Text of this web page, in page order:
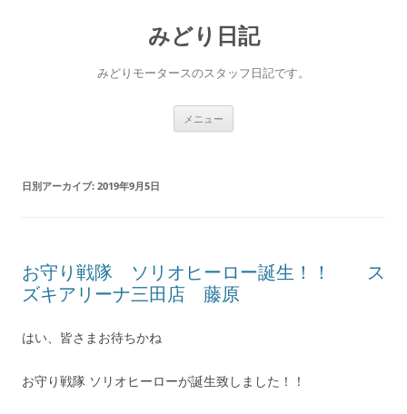
みどり日記
みどりモータースのスタッフ日記です。
メニュー
日別アーカイブ: 2019年9月5日
お守り戦隊 ソリオヒーロー誕生！！ ス
ズキアリーナ三田店 藤原
はい、皆さまお待ちかね
お守り戦隊 ソリオヒーローが誕生致しました！！